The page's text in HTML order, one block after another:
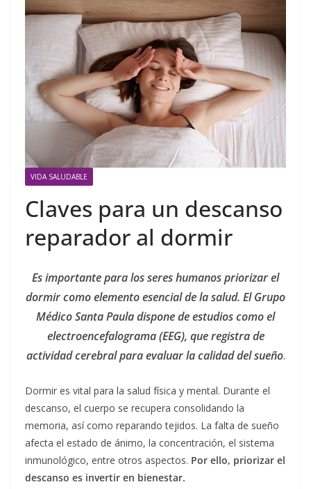
VIDA SALUDABLE
Claves para un descanso
reparador al dormir
Es importante para los seres humanos priorizar el
dormir como elemento esencial de la salud. El Grupo
Médico Santa Paula dispone de estudios como el
electroencefalograma (EEG), que registra de
actividad cerebral para evaluar la calidad del sueño.
Dormir es vital para la salud física y mental. Durante el
descanso, el cuerpo se recupera consolidando la
memoria, así como reparando tejidos. La falta de sueño
afecta el estado de ánimo, la concentración, el sistema
inmunológico, entre otros aspectos. Por ello, priorizar el
descanso es invertir en bienestar.